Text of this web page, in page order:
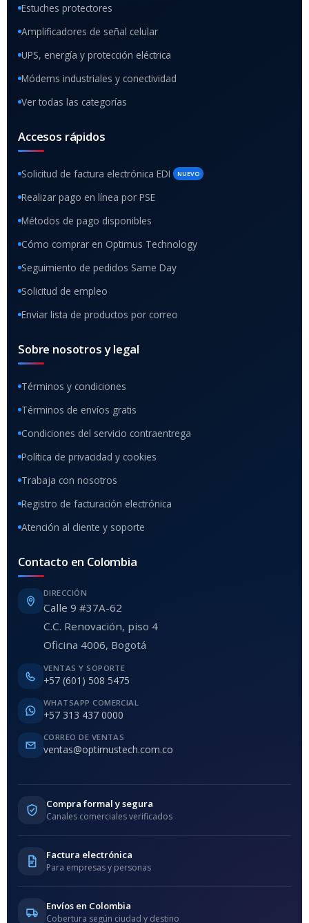
Estuches protectores
Amplificadores de señal celular
UPS, energía y protección eléctrica
Módems industriales y conectividad
Ver todas las categorías
Accesos rápidos
Solicitud de factura electrónica EDI NUEVO
Realizar pago en línea por PSE
Métodos de pago disponibles
Cómo comprar en Optimus Technology
Seguimiento de pedidos Same Day
Solicitud de empleo
Enviar lista de productos por correo
Sobre nosotros y legal
Términos y condiciones
Términos de envíos gratis
Condiciones del servicio contraentrega
Política de privacidad y cookies
Trabaja con nosotros
Registro de facturación electrónica
Atención al cliente y soporte
Contacto en Colombia
DIRECCIÓN
Calle 9 #37A-62
C.C. Renovación, piso 4
Oficina 4006, Bogotá
VENTAS Y SOPORTE
+57 (601) 508 5475
WHATSAPP COMERCIAL
+57 313 437 0000
CORREO DE VENTAS
ventas@optimustech.com.co
Compra formal y segura
Canales comerciales verificados
Factura electrónica
Para empresas y personas
Envíos en Colombia
Cobertura según ciudad y destino